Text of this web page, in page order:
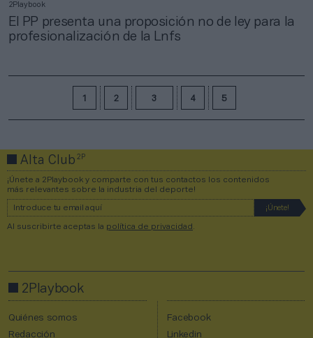
2Playbook
El PP presenta una proposición no de ley para la
profesionalización de la Lnfs
1 2 3 4 5
Alta Club2P
¡Únete a 2Playbook y comparte con tus contactos los contenidos
más relevantes sobre la industria del deporte!
Al suscribirte aceptas la política de privacidad
2Playbook
Quiénes somos
Redacción
Facebook
Linkedin